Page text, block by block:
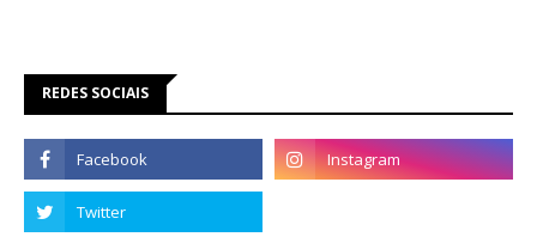
REDES SOCIAIS